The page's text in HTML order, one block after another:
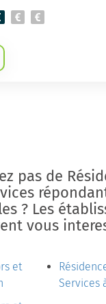
pas de
? Les
vous
et
Services